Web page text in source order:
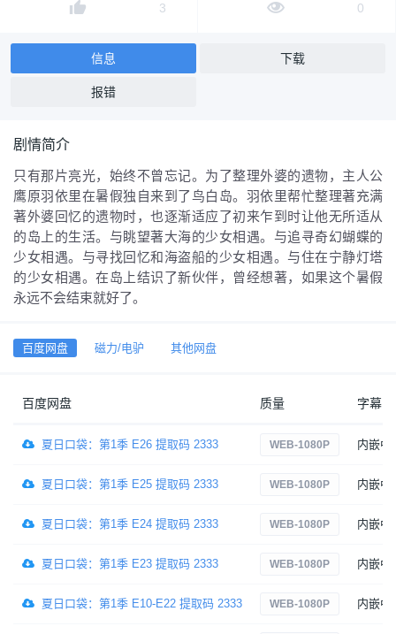
3 0
信息 下载
报错
剧情简介
只有那片亮光，始终不曾忘记。为了整理外婆的遗物，主人公
鹰原羽依里在暑假独自来到了鸟白岛。羽依里帮忙整理著充满
著外婆回忆的遗物时，也逐渐适应了初来乍到时让他无所适从
的岛上的生活。与眺望著大海的少女相遇。与追寻奇幻蝴蝶的
少女相遇。与寻找回忆和海盗船的少女相遇。与住在宁静灯塔
的少女相遇。在岛上结识了新伙伴，曾经想著，如果这个暑假
永远不会结束就好了。
百度网盘 磁力/电驴 其他网盘
百度网盘 质量 字幕
夏日口袋：第1季 E26 提取码 2333 WEB-1080P 内嵌中
夏日口袋：第1季 E25 提取码 2333 WEB-1080P 内嵌中
夏日口袋：第1季 E24 提取码 2333 WEB-1080P 内嵌中
夏日口袋：第1季 E23 提取码 2333 WEB-1080P 内嵌中
夏日口袋：第1季 E10-E22 提取码 2333 WEB-1080P 内嵌中